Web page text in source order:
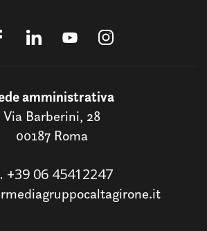
amministrativa
Via Barberini, 28
00187 Roma
+39 06 45412247